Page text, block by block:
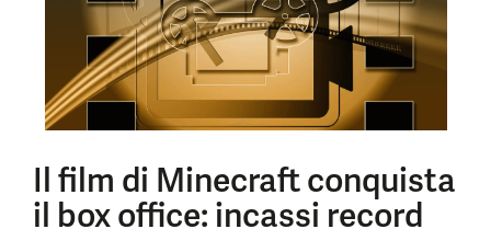
Il film di Minecraft conquista
il box office: incassi record